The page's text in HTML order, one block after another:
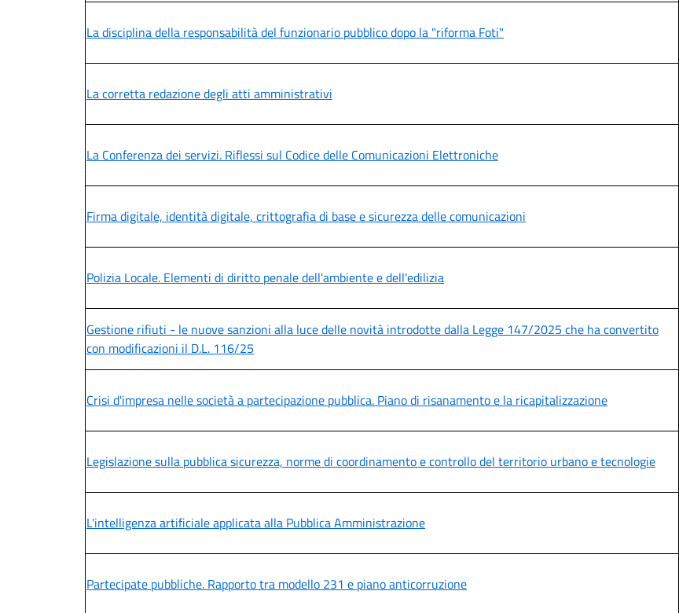
La disciplina della responsabilità del funzionario pubblico dopo la "riforma Foti"
La corretta redazione degli atti amministrativi
La Conferenza dei servizi. Riflessi sul Codice delle Comunicazioni Elettroniche
Firma digitale, identità digitale, crittografia di base e sicurezza delle comunicazioni
Polizia Locale. Elementi di diritto penale dell'ambiente e dell'edilizia
Gestione rifiuti - le nuove sanzioni alla luce delle novità introdotte dalla Legge 147/2025 che ha convertito
con modificazioni il D.L. 116/25
Crisi d'impresa nelle società a partecipazione pubblica. Piano di risanamento e la ricapitalizzazione
Legislazione sulla pubblica sicurezza, norme di coordinamento e controllo del territorio urbano e tecnologie
L'intelligenza artificiale applicata alla Pubblica Amministrazione
Partecipate pubbliche. Rapporto tra modello 231 e piano anticorruzione